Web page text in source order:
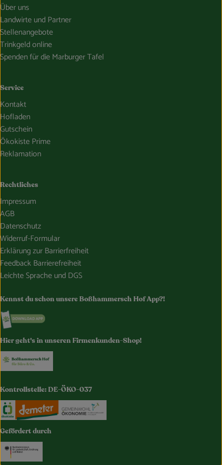
Über uns
Landwirte und Partner
Stellenangebote
Trinkgeld online
Spenden für die Marburger Tafel
Service
Kontakt
Hofladen
Gutschein
Ökokiste Prime
Reklamation
Rechtliches
Impressum
AGB
Datenschutz
Widerruf-Formular
Erklärung zur Barrierfreiheit
Feedback Barrierefreiheit
Leichte Sprache und DGS
Kennst du schon unsere Boßhammersch Hof App?!
Externer Link zu https://www.bosshammersch-
Hier geht's in unseren Firmenkunden-Shop!
Kontrollstelle: DE-ÖKO-037
Externer Link zu https://www.oekokiste.de/
Externer Link zu https://www.demeter.de/
Gefördert durch